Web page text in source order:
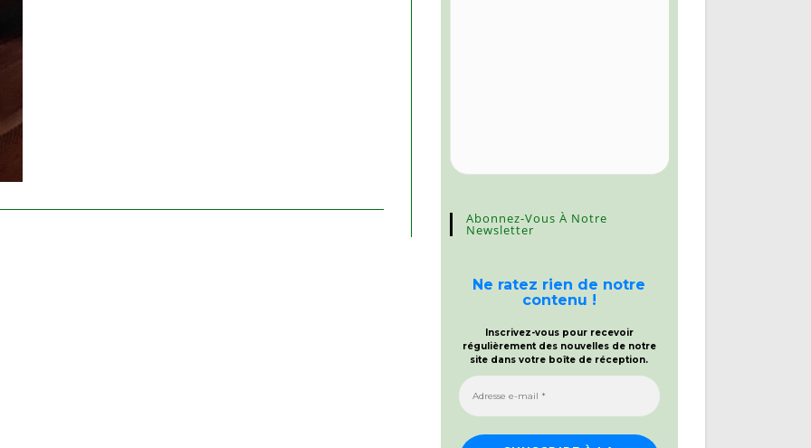
Abonnez-Vous À Notre
Newsletter
Ne ratez rien de notre
contenu !
Inscrivez-vous pour recevoir
régulièrement des nouvelles de notre
site dans votre boîte de réception.